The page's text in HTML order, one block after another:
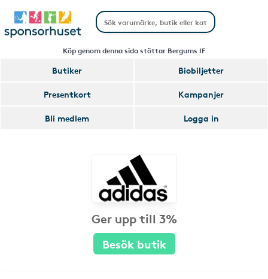
Köp genom denna sida stöttar Bergums IF
Butiker
Biobiljetter
Presentkort
Kampanjer
Bli medlem
Logga in
Ger upp till 3%
Besök butik